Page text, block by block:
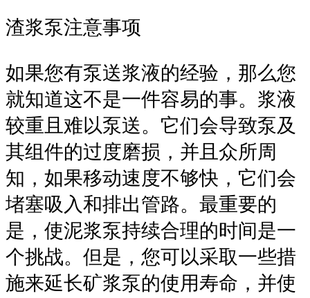
渣浆泵注意事项
如果您有泵送浆液的经验，那么您
就知道这不是一件容易的事。浆液
较重且难以泵送。它们会导致泵及
其组件的过度磨损，并且众所周
知，如果移动速度不够快，它们会
堵塞吸入和排出管路。最重要的
是，使泥浆泵持续合理的时间是一
个挑战。但是，您可以采取一些措
施来延长矿浆泵的使用寿命，并使